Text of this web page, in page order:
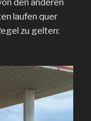
den anderen
laufen quer
zu gelten: